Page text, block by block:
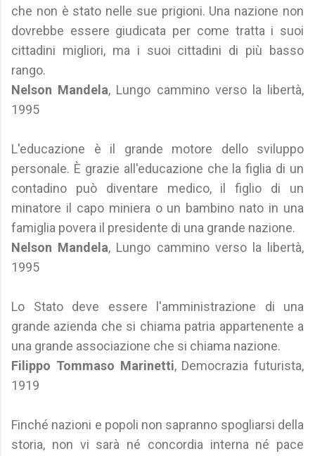
che non è stato nelle sue prigioni. Una nazione non
dovrebbe essere giudicata per come tratta i suoi
cittadini migliori, ma i suoi cittadini di più basso
rango.
Nelson Mandela, Lungo cammino verso la libertà,
1995
L'educazione è il grande motore dello sviluppo
personale. È grazie all'educazione che la figlia di un
contadino può diventare medico, il figlio di un
minatore il capo miniera o un bambino nato in una
famiglia povera il presidente di una grande nazione.
Nelson Mandela, Lungo cammino verso la libertà,
1995
Lo Stato deve essere l'amministrazione di una
grande azienda che si chiama patria appartenente a
una grande associazione che si chiama nazione.
Filippo Tommaso Marinetti, Democrazia futurista,
1919
Finché nazioni e popoli non sapranno spogliarsi della
storia, non vi sarà né concordia interna né pace